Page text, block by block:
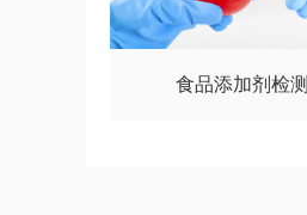
食品添加剂检测